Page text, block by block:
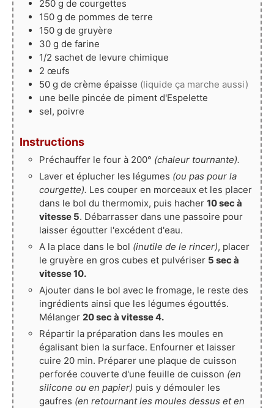
250 g de courgettes
150 g de pommes de terre
150 g de gruyère
30 g de farine
1/2 sachet de levure chimique
2 œufs
50 g de crème épaisse (liquide ça marche aussi)
une belle pincée de piment d'Espelette
sel, poivre
Instructions
Préchauffer le four à 200° (chaleur tournante).
Laver et éplucher les légumes (ou pas pour la
courgette). Les couper en morceaux et les placer
dans le bol du thermomix, puis hacher 10 sec à
vitesse 5. Débarrasser dans une passoire pour
laisser égoutter l'excédent d'eau.
A la place dans le bol (inutile de le rincer), placer
le gruyère en gros cubes et pulvériser 5 sec à
vitesse 10.
Ajouter dans le bol avec le fromage, le reste des
ingrédients ainsi que les légumes égouttés.
Mélanger 20 sec à vitesse 4.
Répartir la préparation dans les moules en
égalisant bien la surface. Enfourner et laisser
cuire 20 min. Préparer une plaque de cuisson
perforée couverte d'une feuille de cuisson (en
silicone ou en papier) puis y démouler les
gaufres (en retournant les moules dessus et en